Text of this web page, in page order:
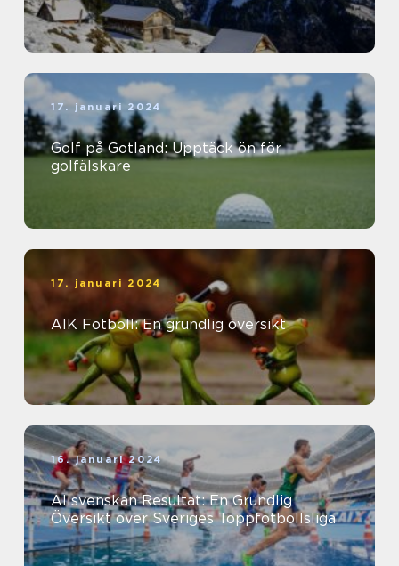
17. januari 2024
Golf på Gotland: Upptäck ön för
golfälskare
17. januari 2024
AIK Fotboll: En grundlig översikt
16. januari 2024
Allsvenskan Resultat: En Grundlig
Översikt över Sveriges Toppfotbollsliga